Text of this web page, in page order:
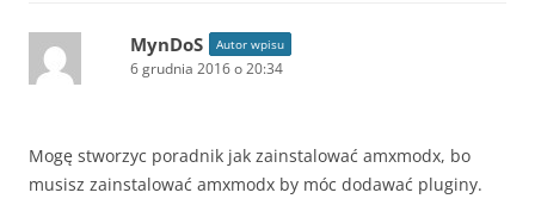
MynDoS Autor wpisu
6 grudnia 2016 o 20:34
Mogę stworzyc poradnik jak zainstalować amxmodx, bo
musisz zainstalować amxmodx by móc dodawać pluginy.